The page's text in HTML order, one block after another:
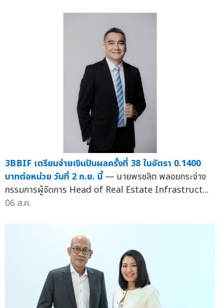
3BBIF เตรียมจ่ายเงินปันผลครั้งที่ 38 ในอัตรา 0.1400
บาทต่อหน่วย วันที่ 2 ก.ย. นี้ — นายพรชลิต พลอยกระจ่าง
กรรมการผู้จัดการ Head of Real Estate Infrastruct...
06 ส.ค.